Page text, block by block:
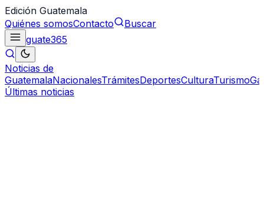
Edición Guatemala
Quiénes somosContacto
Buscar
guate365
Noticias de
GuatemalaNacionalesTrámitesDeportesCulturaTurismo
Últimas noticias